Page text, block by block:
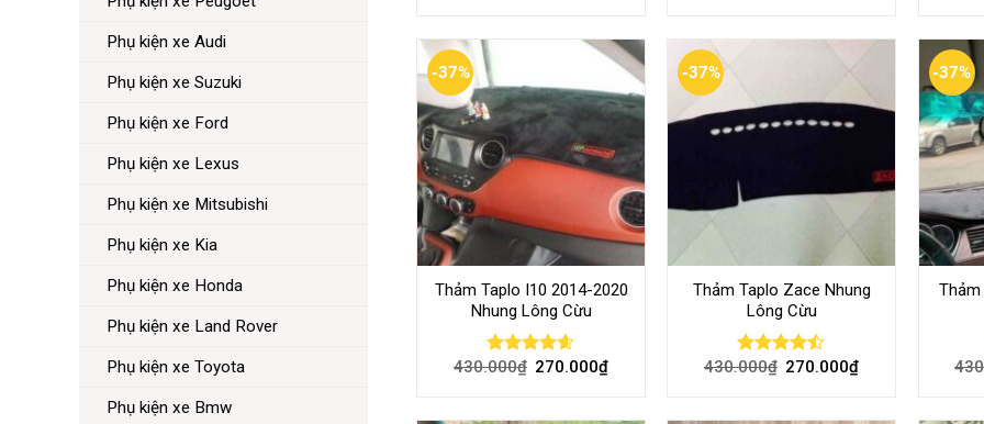
Phụ kiện xe Audi
Phụ kiện xe Suzuki
Phụ kiện xe Ford
Phụ kiện xe Lexus
Phụ kiện xe Mitsubishi
Phụ kiện xe Kia
Phụ kiện xe Honda
Phụ kiện xe Land Rover
Phụ kiện xe Toyota
Phụ kiện xe Bmw
-37%
Thảm Taplo I10 2014-2020
Nhung Lông Cừu
Rated4.54
430.000₫ 270.000₫
-37%
Thảm Taplo Zace Nhung
Lông Cừu
Rated
430.000₫ 270.000₫
-37%
Thảm